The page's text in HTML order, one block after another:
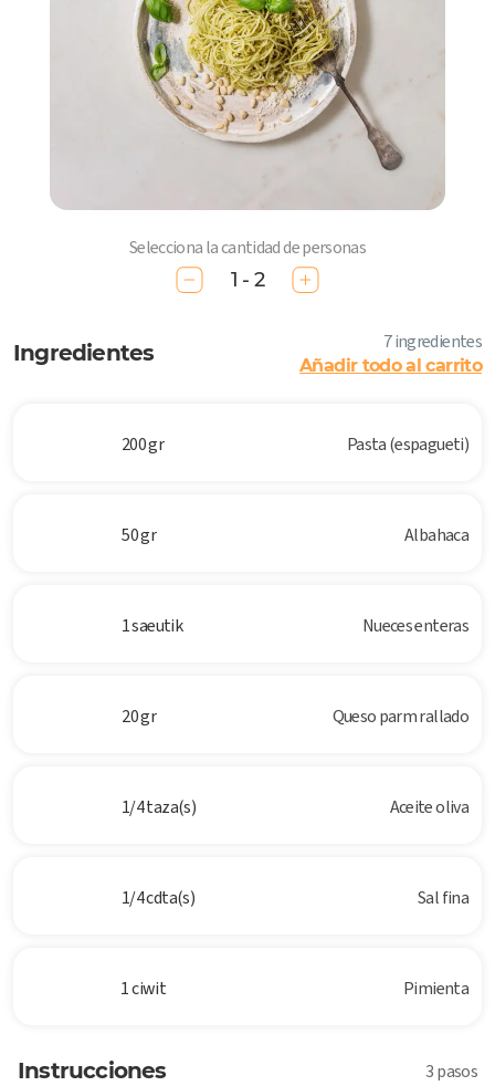
Selecciona la cantidad de personas
1 - 2
Ingredientes 7 ingredientes
Añadir todo al carrito
200 gr Pasta (espagueti)
50 gr Albahaca
1 saeutik Nueces enteras
20 gr Queso parm rallado
1/4 taza(s) Aceite oliva
1/4 cdta(s) Sal fina
1 ciwit Pimienta
Instrucciones 3 pasos